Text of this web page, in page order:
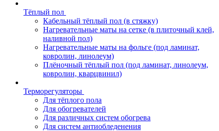
Тёплый пол
Кабельный тёплый пол (в стяжку)
Нагревательные маты на сетке (в плиточный клей,
наливной пол)
Нагревательные маты на фольге (под ламинат,
ковролин, линолеум)
Плёночный тёплый пол (под ламинат, линолеум,
ковролин, кварцвинил)
Терморегуляторы
Для тёплого пола
Для обогревателей
Для различных систем обогрева
Для систем антиобледенения